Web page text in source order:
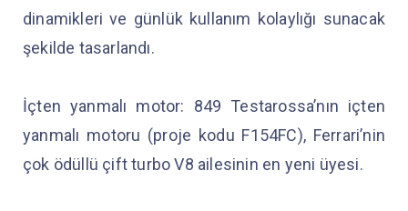
dinamikleri ve günlük kullanım kolaylığı sunacak
şekilde tasarlandı.
İçten yanmalı motor: 849 Testarossa’nın içten
yanmalı motoru (proje kodu F154FC), Ferrari’nin
çok ödüllü çift turbo V8 ailesinin en yeni üyesi.